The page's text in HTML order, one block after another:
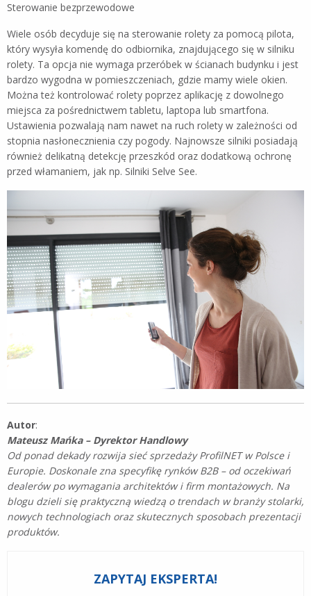
Sterowanie bezprzewodowe
Wiele osób decyduje się na sterowanie rolety za pomocą pilota,
który wysyła komendę do odbiornika, znajdującego się w silniku
rolety. Ta opcja nie wymaga przeróbek w ścianach budynku i jest
bardzo wygodna w pomieszczeniach, gdzie mamy wiele okien.
Można też kontrolować rolety poprzez aplikację z dowolnego
miejsca za pośrednictwem tabletu, laptopa lub smartfona.
Ustawienia pozwalają nam nawet na ruch rolety w zależności od
stopnia nasłonecznienia czy pogody. Najnowsze silniki posiadają
również delikatną detekcję przeszkód oraz dodatkową ochronę
przed włamaniem, jak np. Silniki Selve See.
Autor:
Mateusz Mańka – Dyrektor Handlowy
Od ponad dekady rozwija sieć sprzedaży ProfilNET w Polsce i
Europie. Doskonale zna specyfikę rynków B2B – od oczekiwań
dealerów po wymagania architektów i firm montażowych. Na
blogu dzieli się praktyczną wiedzą o trendach w branży stolarki,
nowych technologiach oraz skutecznych sposobach prezentacji
produktów.
ZAPYTAJ EKSPERTA!